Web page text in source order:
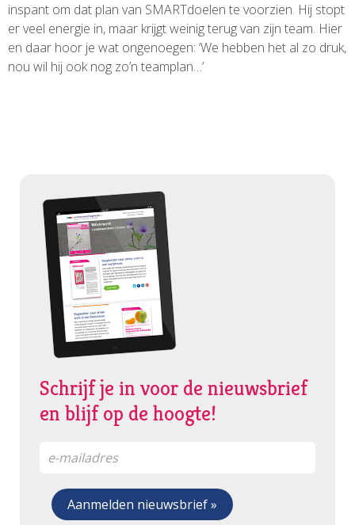
inspant om dat plan van SMARTdoelen te voorzien. Hij stopt
er veel energie in, maar krijgt weinig terug van zijn team. Hier
en daar hoor je wat ongenoegen: ‘We hebben het al zo druk,
nou wil hij ook nog zo’n teamplan…’
Schrijf je in voor de nieuwsbrief
en blijf op de hoogte!